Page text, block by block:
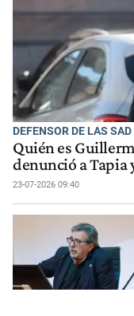
DEFENSOR DE LAS SAD
Quién es
denunció a Tapia
23-07-2026 09:40